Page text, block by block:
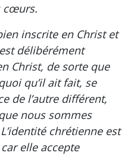
cœurs.
inscrite en Christ et
délibérément
Christ, de sorte que
qu’il ait fait, se
de l’autre différent,
nous sommes
chrétienne est
elle accepte